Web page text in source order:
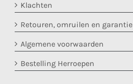
Klachten
Retouren, omruilen en garantie
Algemene voorwaarden
Bestelling Herroepen